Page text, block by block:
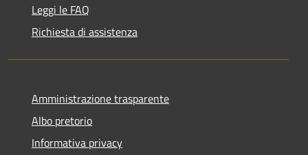
Leggi le FAQ
Richiesta di assistenza
Amministrazione trasparente
Albo pretorio
Informativa privacy